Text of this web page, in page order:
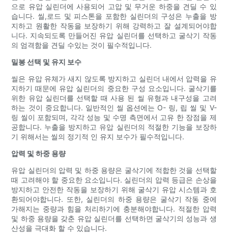
으로 유압 실린더에 사용되어 고압 및 무거운 하중을 견딜 수 있
습니다. 씰,로드 및 피스톤을 포함한 실린더의 구성은 누출을 방
지하고 원활한 작동을 보장하기 위해 강력하고 잘 설계되어야합
니다. 지속되도록 만들어진 유압 실린더를 선택하고 굴삭기 작동
의 엄격함을 견딜 수있는 것이 필수적입니다.
밀봉 선택 및 유지 보수
씰은 유압 유체가 새지 않도록 방지하고 실린더 내에서 압력을 유
지하기 때문에 유압 실린더의 중요한 구성 요소입니다. 굴삭기를
위한 유압 실린더를 선택할 때 사용 된 씰 유형과 내구성을 고려
하는 것이 중요합니다. 일반적인 씰 옵션에는 O- 링, 립 씰 및 V-
링 씰이 포함되며, 각각 성능 및 수명 측면에서 고유 한 장점을 제
공합니다. 누출을 방지하고 유압 실린더의 적절한 기능을 보장하
기 위해서는 씰의 정기적 인 유지 보수가 필수적입니다.
압력 및 하중 용량
유압 실린더의 압력 및 하중 용량은 굴삭기에 적합한 것을 선택할
때 고려해야 할 중요한 요소입니다. 실린더의 압력 등급은 손상을
방지하고 안전한 작동을 보장하기 위해 굴삭기 유압 시스템과 호
환되어야합니다. 또한, 실린더의 하중 용량은 굴삭기 작동 중에
가해지는 중량과 힘을 처리하기에 충분해야합니다. 적절한 압력
및 하중 용량을 갖춘 유압 실린더를 선택하면 굴삭기의 성능과 생
산성을 극대화 할 수 있습니다.